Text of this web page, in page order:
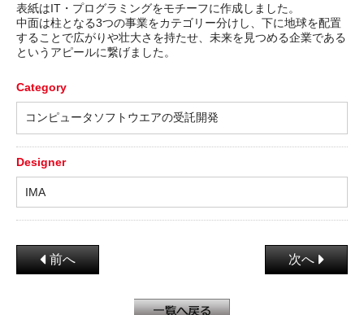
表紙はIT・プログラミングをモチーフに作成しました。
中面は柱となる3つの事業をカテゴリー分けし、下に地球を配置
することで広がりや壮大さを持たせ、未来を見つめる企業である
というアピールに繋げました。
Category
コンピュータソフトウエアの受託開発
Designer
IMA
前へ 次へ